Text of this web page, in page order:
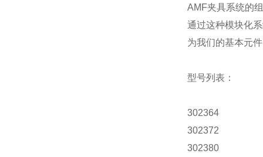
AMF夹具系统的
通过这种模块化
为我们的基本元
型号列表：
302364
302372
302380